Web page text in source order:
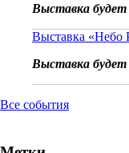
Выставка будет
Выставка «Небо
Выставка будет
Все события